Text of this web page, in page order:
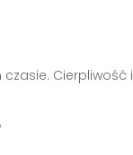
Cierpliwość i